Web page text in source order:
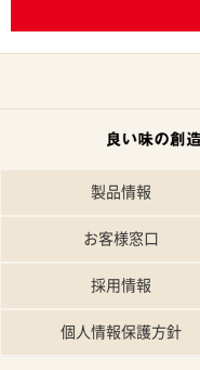
製品情報
お客様窓口
採用情報
個人情報保護方針